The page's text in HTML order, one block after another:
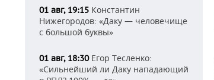
01 авг, 19:15 Константин
Нижегородов: «Даку — человечище
с большой буквы»
01 авг, 18:30Егор Тесленко:
«Сильнейший ли Даку нападающий